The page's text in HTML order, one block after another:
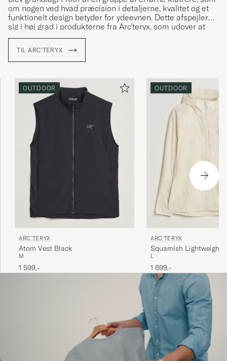
om nogen ved hvad præcision i detaljerne, kvalitet og et
funktionelt design betyder for ydeevnen. Dette afspejler
sig i høj grad i produkterne fra Arc’teryx, som udover at
besidde gode funktionelle egenskaber også har et flot,
med inspiration fra ”Archaeopteryx”, den første dinosaurer
som udviklede fjer for at kunne flyve, og symboliserer
TIL ARC'TERYX
OUTDOOR
ARC'TERYX
Atom Vest Black
M
1 599,-
OUTDOOR
ARC'TERYX
Squamish Lightweight
Jacket Sea Salt
L
1 699,-